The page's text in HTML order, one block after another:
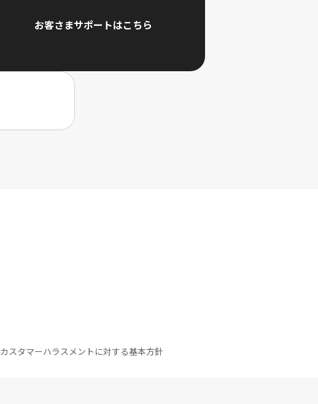
お客さまサポートはこちら
カスタマーハラスメントに対する基本方針